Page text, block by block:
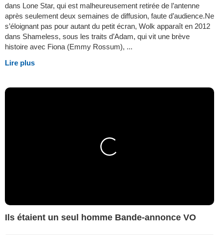
dans Lone Star, qui est malheureusement retirée de l’antenne
après seulement deux semaines de diffusion, faute d’audience.Ne
s’éloignant pas pour autant du petit écran, Wolk apparaît en 2012
dans Shameless, sous les traits d’Adam, qui vit une brève
histoire avec Fiona (Emmy Rossum), ...
Lire plus
Ils étaient un seul homme Bande-annonce VO